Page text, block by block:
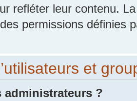
refléter leur contenu.
permissions définies
et
administrateurs ?